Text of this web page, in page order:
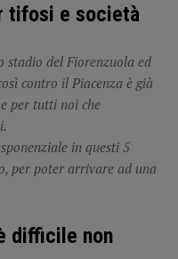
tifosi e società
stadio del Fiorenzuola ed
contro il Piacenza è già
per tutti noi che
in questi 5
per poter arrivare ad una
difficile non